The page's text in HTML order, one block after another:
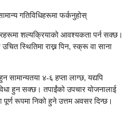
गतिविधिहरूमा फर्कनुहोस्
शल्यक्रियाको आवश्यकता पर्न सक्छ।
स्थितिमा राख्न पिन, स्क्रू वा साना
सामान्यतया ४-६ हप्ता लाग्छ, यद्यपि
हुन सक्छ। तपाईंको उपचार योजनालाई
पूर्ण रूपमा निको हुने उत्तम अवसर दिन्छ।